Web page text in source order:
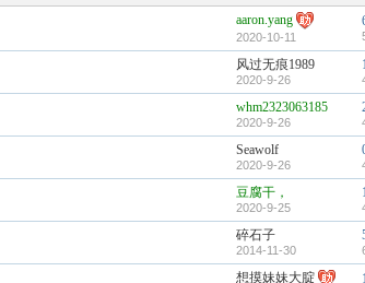
aaron.yang
2020-10-11
风过无痕1989
2020-9-26
whm2323063185
2020-9-26
Seawolf
2020-9-26
豆腐干，
2020-9-25
碎石子
2014-11-30
想摸妹妹大腚